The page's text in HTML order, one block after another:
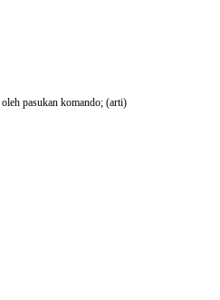
pasukan komando; (arti)